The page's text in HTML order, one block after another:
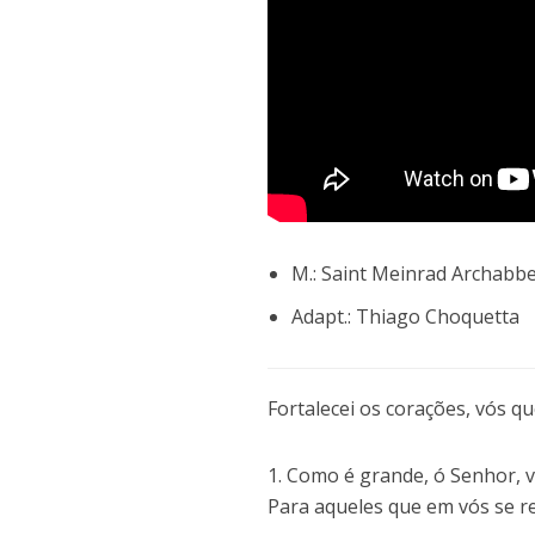
M.: Saint Meinrad
Adapt.: Thiago Choquetta
Fortalecei os corações, vós
1. Como é grande, ó Senhor,
Para aqueles que em vós se